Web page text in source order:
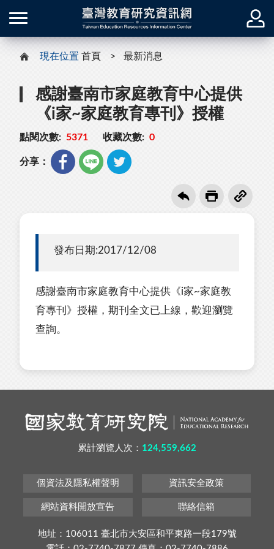
現在位置 首頁 最新消息
感謝臺南市家庭教育中心提供
《i家~家庭教育專刊》授權
點閱次數: 5371 收藏次數: 0
分享：
發布日期:2017/12/08
感謝臺南市家庭教育中心提供《i家~家庭教
育專刊》授權，期刊全文已上線，歡迎瀏覽
查詢。
累計瀏覽人次： 124,559,662
個資法及隱私權聲明 資訊安全政策
網站資料開放宣告 聯絡信箱
地址：106011 臺北市大安區和平東路一段179號